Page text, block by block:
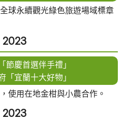
球永續觀光綠色旅遊場域標章
2023
節慶首選伴手禮」
「宜蘭十大好物」
使用在地金柑與小農合作。
2023